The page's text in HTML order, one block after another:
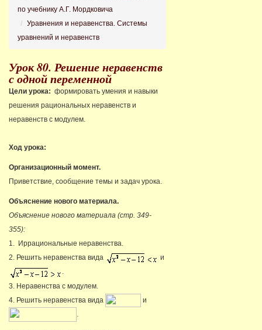
по учебнику А.Г. Мордковича
Уравнения и неравенства. Системы
уравнений и неравенств
Урок 80. Решение неравенств
с одной переменной
Цели урока: формировать умения и навыки
решения рациональных неравенств и
неравенств с модулем.
Ход урока:
Организационный момент.
Приветствие, сообщение темы и задач урока.
Объяснение нового материала.
Объяснение нового материала (стр. 349-
355):
1. Иррациональные неравенства.
2. Решить неравенства вида
и
.
3. Неравенства с модулем.
4. Решить неравенства вида
и
.